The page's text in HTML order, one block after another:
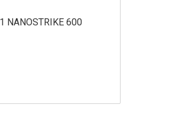
NANOSTRIKE 600